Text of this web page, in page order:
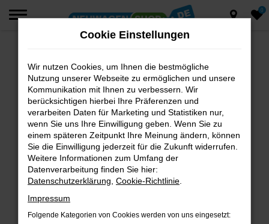
Zum
0
Fehler: Network Error
Beim Laden ist ein Fehler aufgetreten.
Hier sind ein paar Tipps, die dir helfen können:
Überprüfe deine Firewall und deine
Internetverbindung.
Laden andere Webseiten, zum Beispiel deine
Suchmaschine?
Prüfe deine Browsererweiterungen.
Manche Erweiterungen, wie Werbeblocker,
können das Laden bestimmter Seiten
Cookie Einstellungen
Wir nutzen Cookies, um Ihnen die bestmögliche
Nutzung unserer Webseite zu ermöglichen und unsere
Kommunikation mit Ihnen zu verbessern. Wir
berücksichtigen hierbei Ihre Präferenzen und
verarbeiten Daten für Marketing und Statistiken nur,
wenn Sie uns Ihre Einwilligung geben. Wenn Sie zu
einem späteren Zeitpunkt Ihre Meinung ändern, können
Sie die Einwilligung jederzeit für die Zukunft widerrufen.
Weitere Informationen zum Umfang der
Datenverarbeitung finden Sie hier:
Datenschutzerklärung Cookie-Richtlinie
Impressum
Folgende Kategorien von Cookies werden von uns eingesetzt: